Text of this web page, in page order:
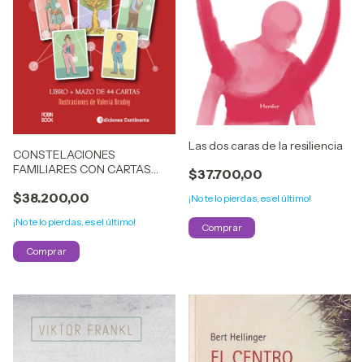
CONSTELACIONES
FAMILIARES CON CARTAS
CARTAS)
$38.200,00
¡No te lo pierdas, es el último!
Las dos caras de la resiliencia
$37.700,00
¡No te lo pierdas, es el último!